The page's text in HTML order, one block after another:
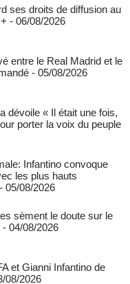
ses droits de diffusion au
- 06/08/2026
entre le Real Madrid et le
- 05/08/2026
dévoile « Il était une fois,
porter la voix du peuple
Infantino convoque
les plus hauts
- 05/08/2026
sèment le doute sur le
- 04/08/2026
et Gianni Infantino de
08/2026